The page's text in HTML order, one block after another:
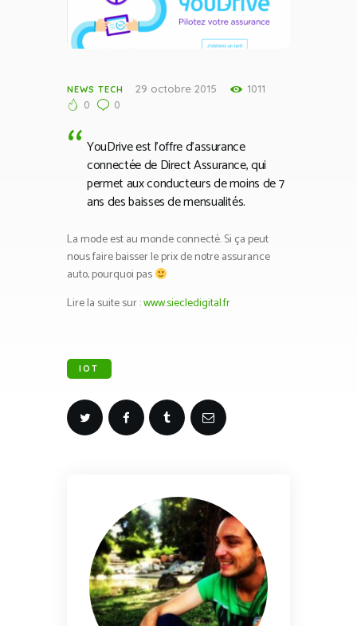
NEWS TECH 29 octobre 2015
1011
0
0
YouDrive est l’offre d’assurance
connectée de Direct Assurance, qui
permet aux conducteurs de moins de 7
ans des baisses de mensualités.
La mode est au monde connecté. Si ça peut
nous faire baisser le prix de notre assurance
auto, pourquoi pas
Lire la suite sur :www.siecledigital.fr
IOT